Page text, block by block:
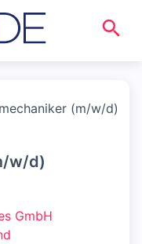
(m/w/d)
w/d)
GmbH